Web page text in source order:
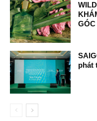
phát